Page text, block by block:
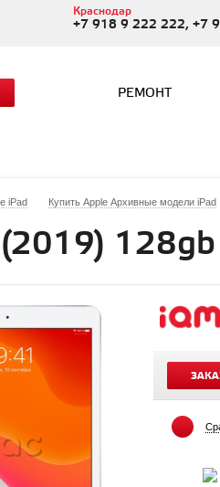
Краснодар
+7 918 9 222 222, +7
РЕМОНТ
iPad Купить Apple Архивные модели iPad